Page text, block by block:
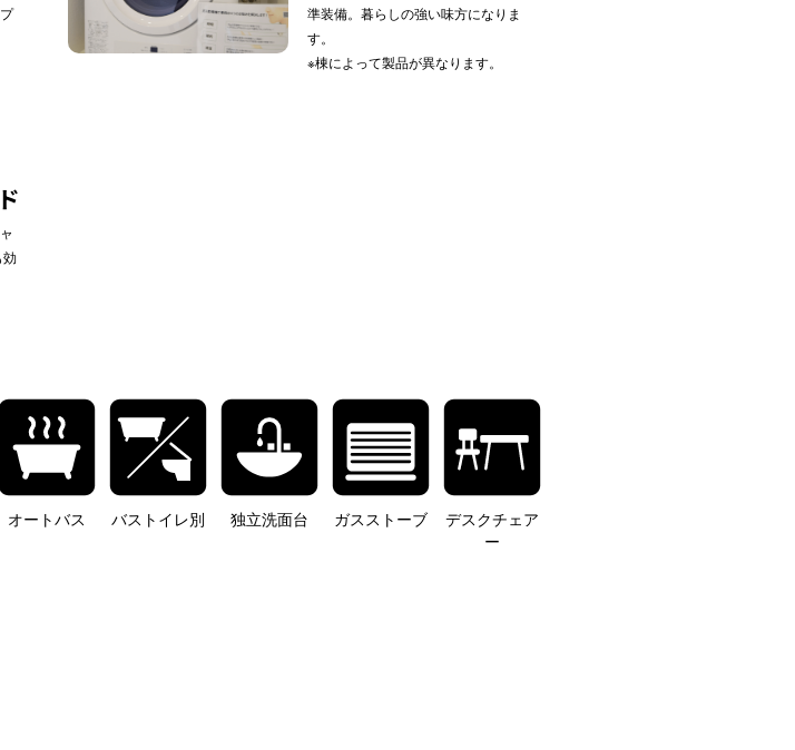
準装備。暮らしの強い味方になりま
す。
※棟によって製品が異なります。
効
オートバス バストイレ別 独立洗面台 ガスストーブ
デスクチェア
ー